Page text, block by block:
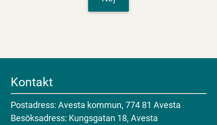
Kontakt
Postadress: Avesta kommun, 774 81 Avesta
Besöksadress: Kungsgatan 18, Avesta